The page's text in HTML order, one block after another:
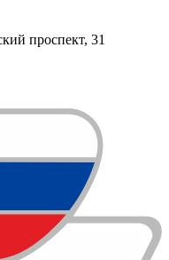
проспект, 31